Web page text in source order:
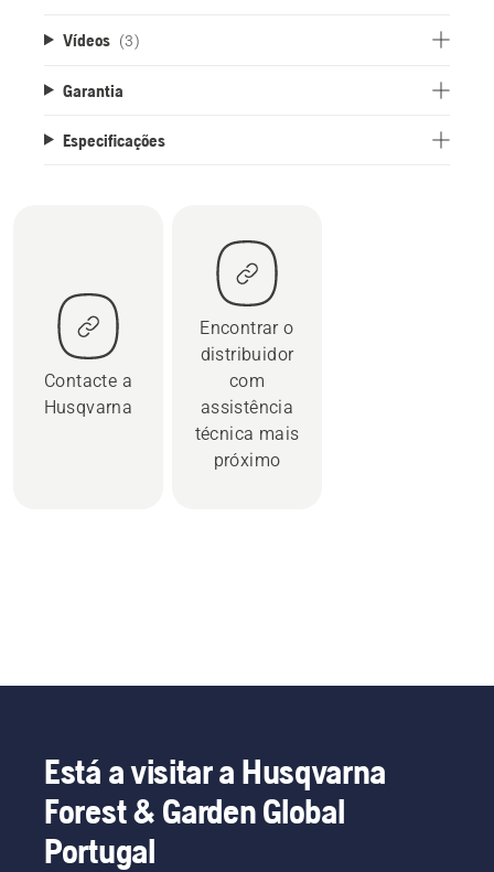
Vídeos (3)
Garantia
Especificações
Contacte a
Husqvarna
Encontrar o
distribuidor
com
assistência
técnica mais
próximo
Está a visitar a Husqvarna
Forest & Garden Global
Portugal